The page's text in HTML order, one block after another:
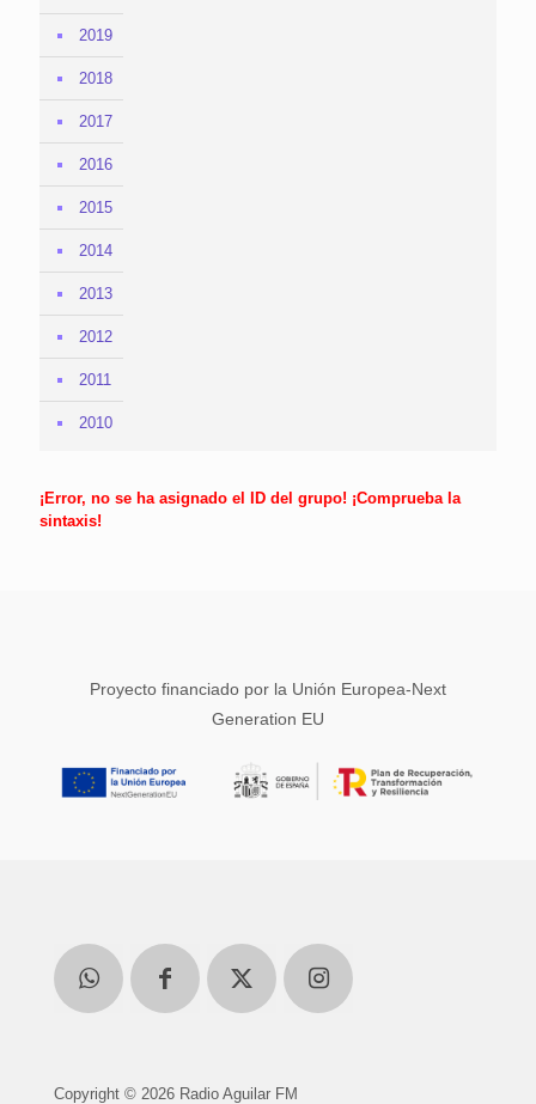
2019
2018
2017
2016
2015
2014
2013
2012
2011
2010
¡Error, no se ha asignado el ID del grupo! ¡Comprueba la
sintaxis!
Proyecto financiado por la Unión Europea-Next
Generation EU
Copyright © 2026 Radio Aguilar FM